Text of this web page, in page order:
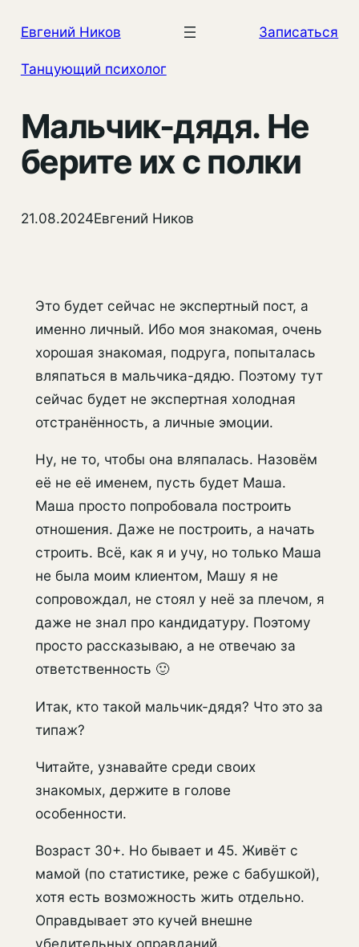
содержимому
Евгений Ников Записаться
Танцующий психолог
Мальчик-дядя. Не
берите их с полки
21.08.2024Евгений Ников
Это будет сейчас не экспертный пост, а
именно личный. Ибо моя знакомая, очень
хорошая знакомая, подруга, попыталась
вляпаться в мальчика-дядю. Поэтому тут
сейчас будет не экспертная холодная
отстранённость, а личные эмоции.
Ну, не то, чтобы она вляпалась. Назовём
её не её именем, пусть будет Маша.
Маша просто попробовала построить
отношения. Даже не построить, а начать
строить. Всё, как я и учу, но только Маша
не была моим клиентом, Машу я не
сопровождал, не стоял у неё за плечом, я
даже не знал про кандидатуру. Поэтому
просто рассказываю, а не отвечаю за
ответственность 🙂
Итак, кто такой мальчик-дядя? Что это за
типаж?
Читайте, узнавайте среди своих
знакомых, держите в голове
особенности.
Возраст 30+. Но бывает и 45. Живёт с
мамой (по статистике, реже с бабушкой),
хотя есть возможность жить отдельно.
Оправдывает это кучей внешне
убедительных оправданий.